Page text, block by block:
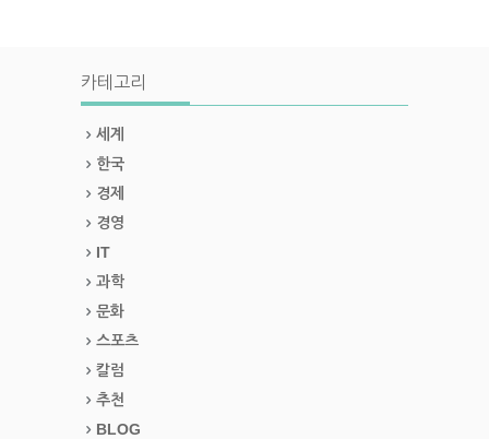
카테고리
세계
한국
경제
경영
IT
과학
문화
스포츠
칼럼
추천
BLOG